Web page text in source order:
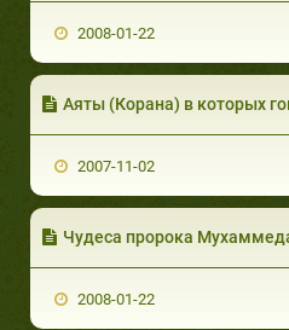
2008-01-22
Аяты (Корана) в которых
2007-11-02
Чудеса пророка
2008-01-22